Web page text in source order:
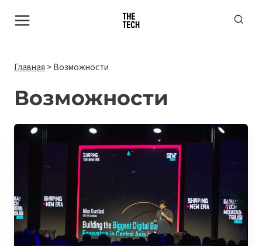
Главная > Возможности
Возможности